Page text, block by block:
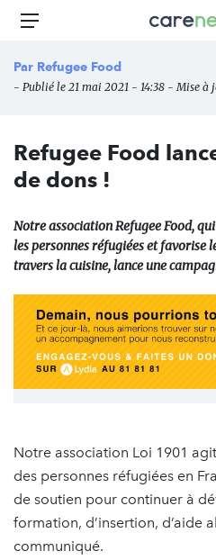
Aller
principal
des
Menu
Par Refugee Food
- Publié le 21 mai 2021 - 14:38 - Mise à
Refugee Food
de dons !
Notre association Refugee Food,
les personnes réfugiées et favorise
travers la cuisine, lance une
Notre association Loi 1901
des personnes réfugiées en
de soutien pour continuer à
formation, d’insertion, d’aide
communiqué.